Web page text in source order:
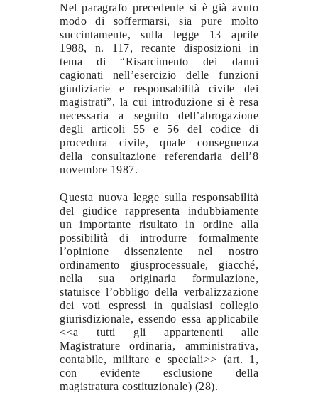
Nel paragrafo precedente si è già avuto
modo di soffermarsi, sia pure molto
succintamente, sulla legge 13 aprile
1988, n. 117, recante disposizioni in
tema di “Risarcimento dei danni
cagionati nell’esercizio delle funzioni
giudiziarie e responsabilità civile dei
magistrati”, la cui introduzione si è resa
necessaria a seguito dell’abrogazione
degli articoli 55 e 56 del codice di
procedura civile, quale conseguenza
della consultazione referendaria dell’8
novembre 1987.
Questa nuova legge sulla responsabilità
del giudice rappresenta indubbiamente
un importante risultato in ordine alla
possibilità di introdurre formalmente
l’opinione dissenziente nel nostro
ordinamento giusprocessuale, giacché,
nella sua originaria formulazione,
statuisce l’obbligo della verbalizzazione
dei voti espressi in qualsiasi collegio
giurisdizionale, essendo essa applicabile
<<a tutti gli appartenenti alle
Magistrature ordinaria, amministrativa,
contabile, militare e speciali>> (art. 1,
con evidente esclusione della
magistratura costituzionale) (28).